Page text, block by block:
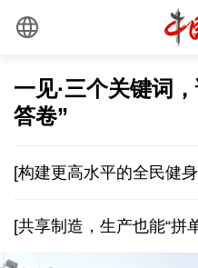
一见·三个关键词
答卷”
[构建更高水平的全民健
[共享制造，生产也能“拼